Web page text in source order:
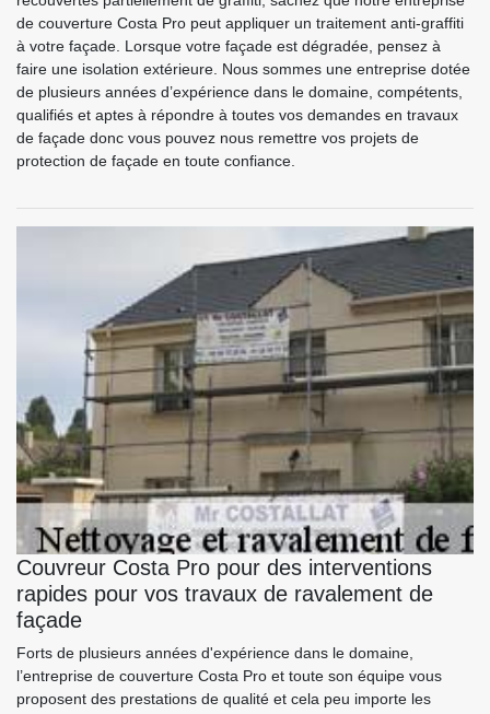
de couverture Costa Pro peut appliquer un traitement anti-graffiti
à votre façade. Lorsque votre façade est dégradée, pensez à
faire une isolation extérieure. Nous sommes une entreprise dotée
de plusieurs années d’expérience dans le domaine, compétents,
qualifiés et aptes à répondre à toutes vos demandes en travaux
de façade donc vous pouvez nous remettre vos projets de
protection de façade en toute confiance.
Couvreur Costa Pro pour des interventions
rapides pour vos travaux de ravalement de
façade
Forts de plusieurs années d'expérience dans le domaine,
l’entreprise de couverture Costa Pro et toute son équipe vous
proposent des prestations de qualité et cela peu importe les